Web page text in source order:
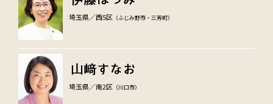
埼玉県／西5区 （ふじみ野市・三芳町）
埼玉県／南2区 （川口市）